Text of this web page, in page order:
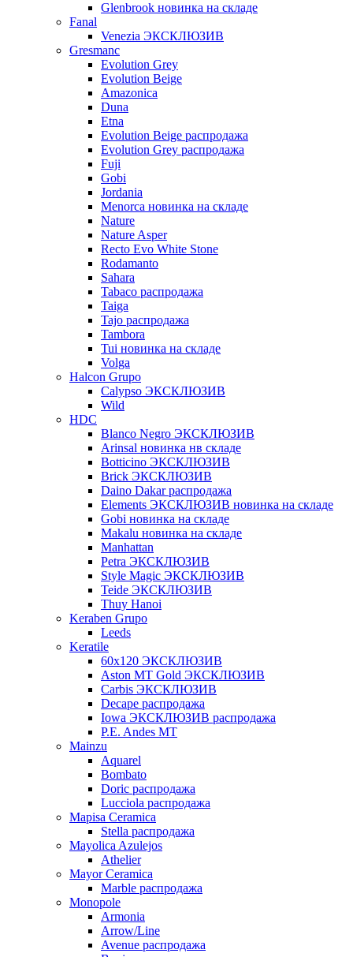
Glenbrook новинка на складе
Fanal
Venezia ЭКСКЛЮЗИВ
Gresmanc
Evolution Grey
Evolution Beige
Amazonica
Duna
Etna
Evolution Beige распродажа
Evolution Grey распродажа
Fuji
Gobi
Jordania
Menorca новинка на складе
Nature
Nature Asper
Recto Evo White Stone
Rodamanto
Sahara
Tabaco распродажа
Taiga
Tajo распродажа
Tambora
Tui новинка на складе
Volga
Halcon Grupo
Calypso ЭКСКЛЮЗИВ
Wild
HDC
Blanco Negro ЭКСКЛЮЗИВ
Arinsal новинка нв складе
Botticino ЭКСКЛЮЗИВ
Brick ЭКСКЛЮЗИВ
Daino Dakar распродажа
Elements ЭКСКЛЮЗИВ новинка на складе
Gobi новинка на складе
Makalu новинка на складе
Manhattan
Petra ЭКСКЛЮЗИВ
Style Magic ЭКСКЛЮЗИВ
Teide ЭКСКЛЮЗИВ
Thuy Hanoi
Keraben Grupo
Leeds
Keratile
60х120 ЭКСКЛЮЗИВ
Aston MT Gold ЭКСКЛЮЗИВ
Carbis ЭКСКЛЮЗИВ
Decape распродажа
Iowa ЭКСКЛЮЗИВ распродажа
P.E. Andes MT
Mainzu
Aquarel
Bombato
Doric распродажа
Lucciola распродажа
Mapisa Ceramica
Stella распродажа
Mayolica Azulejos
Athelier
Mayor Ceramica
Marble распродажа
Monopole
Armonia
Arrow/Line
Avenue распродажа